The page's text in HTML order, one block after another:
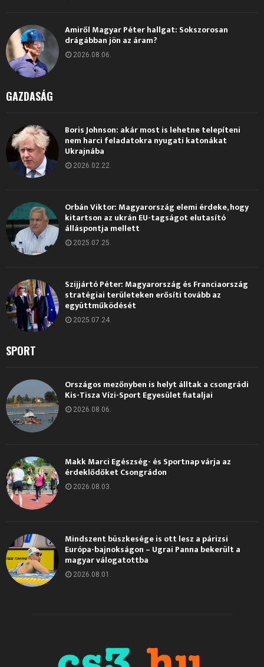
Amiről Magyar Péter hallgat: Sokszorosan
drágábban jön az áram?
2026.08.06.
GAZDASÁG
Boris Johnson: akár most is lehetne telepíteni
nem harci feladatokra nyugati katonákat
Ukrajnába
2026.02.22.
Orbán Viktor: Magyarország elemi érdeke, hogy
kitartson az ukrán EU-tagságot elutasító
álláspontja mellett
2025.07.25.
Szijjártó Péter: Magyarország és Franciaország
stratégiai területeken erősíti tovább az
együttműködését
2025.07.24.
SPORT
Országos mezőnyben is helyt álltak a csongrádi
Kis-Tisza Vízi-Sport Egyesület fiataljai
2026.08.06.
Makk Marci Egészség- és Sportnap várja az
érdeklődőket Csongrádon
2026.08.03.
Mindszent büszkesége is ott lesz a párizsi
Európa-bajnokságon – Ugrai Panna bekerült a
magyar válogatottba
2026.08.01.